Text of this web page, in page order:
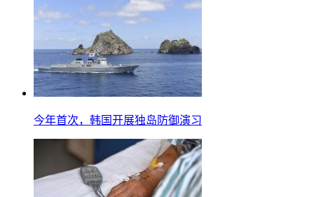
今年首次，韩国开展独岛防御演习